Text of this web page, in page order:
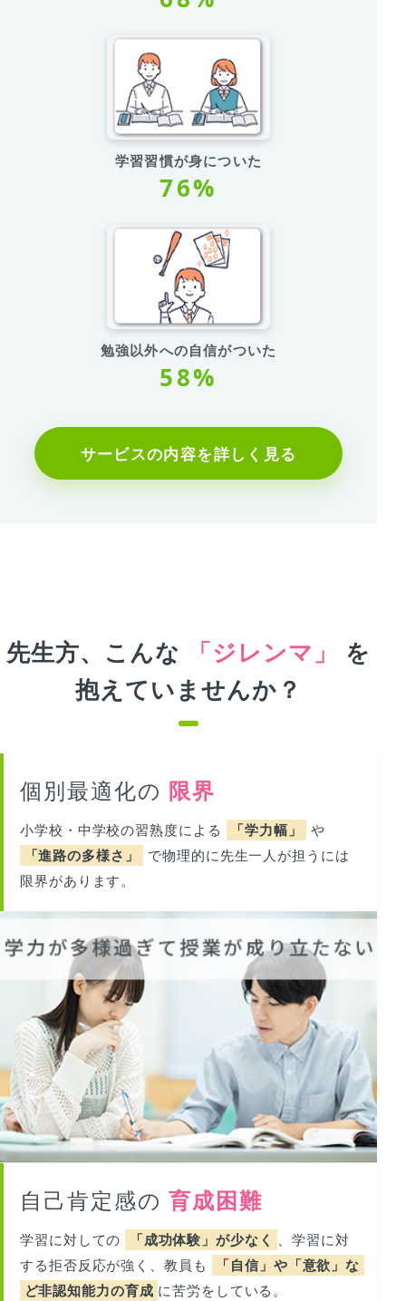
学習習慣が身についた
76%
勉強以外への自信がついた
58%
サービスの内容を詳しく見る
先生方、こんな 「ジレンマ」
を
抱えていませんか？
個別最適化の 限界
小学校・中学校の習熟度による 「学力幅」
や
「進路の多様さ」
で物理的に先生一人が担うには
限界があります。
自己肯定感の育成困難
学習に対しての 「成功体験」が少なく 、学習に対
する拒否反応が強く、教員も
「自信」や「意欲」な
ど非認知能力の育成 に苦労をしている。